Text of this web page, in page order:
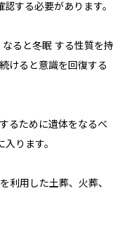
する必要があります。
ると冬眠 する性質を持
けると意識を回復する
るために遺体をなるべ
ります。
利用した土葬、火葬、